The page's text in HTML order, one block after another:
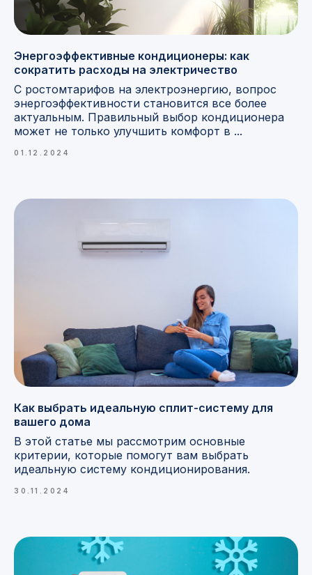
Энергоэффективные кондиционеры: как
сократить расходы на электричество
С ростомтарифов на электроэнергию, вопрос
энергоэффективности становится все более
актуальным. Правильный выбор кондиционера
может не только улучшить комфорт в ...
01.12.2024
Как выбрать идеальную сплит-систему для
вашего дома
В этой статье мы рассмотрим основные
критерии, которые помогут вам выбрать
идеальную систему кондиционирования.
30.11.2024